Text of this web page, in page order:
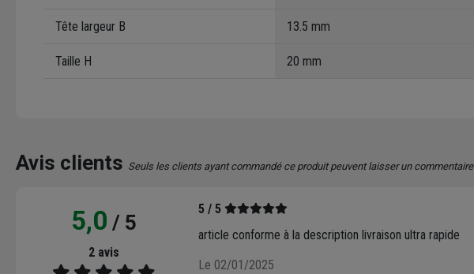
Tête largeur B 13.5 mm
Taille H 20 mm
Avis clients Seuls les clients ayant commandé ce produit peuvent laisser un commentaire
5,0 / 5
2 avis
5 / 5
article conforme à la description livraison ultra rapide
Le 02/01/2025